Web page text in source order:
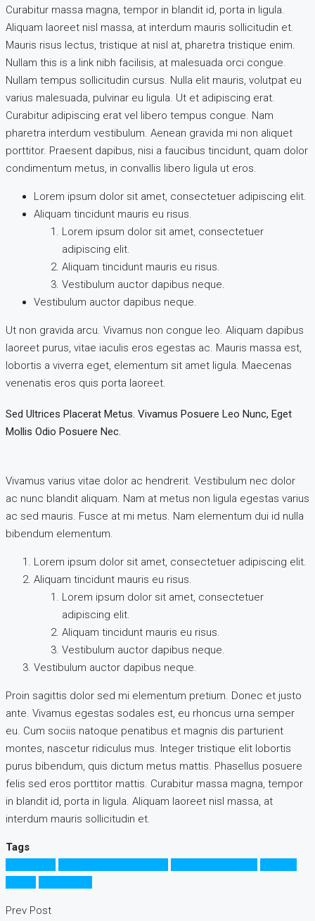
Curabitur massa magna, tempor in blandit id, porta in ligula.
Aliquam laoreet nisl massa, at interdum mauris sollicitudin et.
Mauris risus lectus, tristique at nisl at, pharetra tristique enim.
Nullam this is a link nibh facilisis, at malesuada orci congue.
Nullam tempus sollicitudin cursus. Nulla elit mauris, volutpat eu
varius malesuada, pulvinar eu ligula. Ut et adipiscing erat.
Curabitur adipiscing erat vel libero tempus congue. Nam
pharetra interdum vestibulum. Aenean gravida mi non aliquet
porttitor. Praesent dapibus, nisi a faucibus tincidunt, quam dolor
condimentum metus, in convallis libero ligula ut eros.
Lorem ipsum dolor sit amet, consectetuer adipiscing elit.
Aliquam tincidunt mauris eu risus.
Lorem ipsum dolor sit amet, consectetuer
adipiscing elit.
Aliquam tincidunt mauris eu risus.
Vestibulum auctor dapibus neque.
Vestibulum auctor dapibus neque.
Ut non gravida arcu. Vivamus non congue leo. Aliquam dapibus
laoreet purus, vitae iaculis eros egestas ac. Mauris massa est,
lobortis a viverra eget, elementum sit amet ligula. Maecenas
venenatis eros quis porta laoreet.
Sed Ultrices Placerat Metus. Vivamus Posuere Leo Nunc, Eget
Mollis Odio Posuere Nec.
Vivamus varius vitae dolor ac hendrerit. Vestibulum nec dolor
ac nunc blandit aliquam. Nam at metus non ligula egestas varius
ac sed mauris. Fusce at mi metus. Nam elementum dui id nulla
bibendum elementum.
Lorem ipsum dolor sit amet, consectetuer adipiscing elit.
Aliquam tincidunt mauris eu risus.
Lorem ipsum dolor sit amet, consectetuer
adipiscing elit.
Aliquam tincidunt mauris eu risus.
Vestibulum auctor dapibus neque.
Vestibulum auctor dapibus neque.
Proin sagittis dolor sed mi elementum pretium. Donec et justo
ante. Vivamus egestas sodales est, eu rhoncus urna semper
eu. Cum sociis natoque penatibus et magnis dis parturient
montes, nascetur ridiculus mus. Integer tristique elit lobortis
purus bibendum, quis dictum metus mattis. Phasellus posuere
felis sed eros porttitor mattis. Curabitur massa magna, tempor
in blandit id, porta in ligula. Aliquam laoreet nisl massa, at
interdum mauris sollicitudin et.
Tags
Prev Post